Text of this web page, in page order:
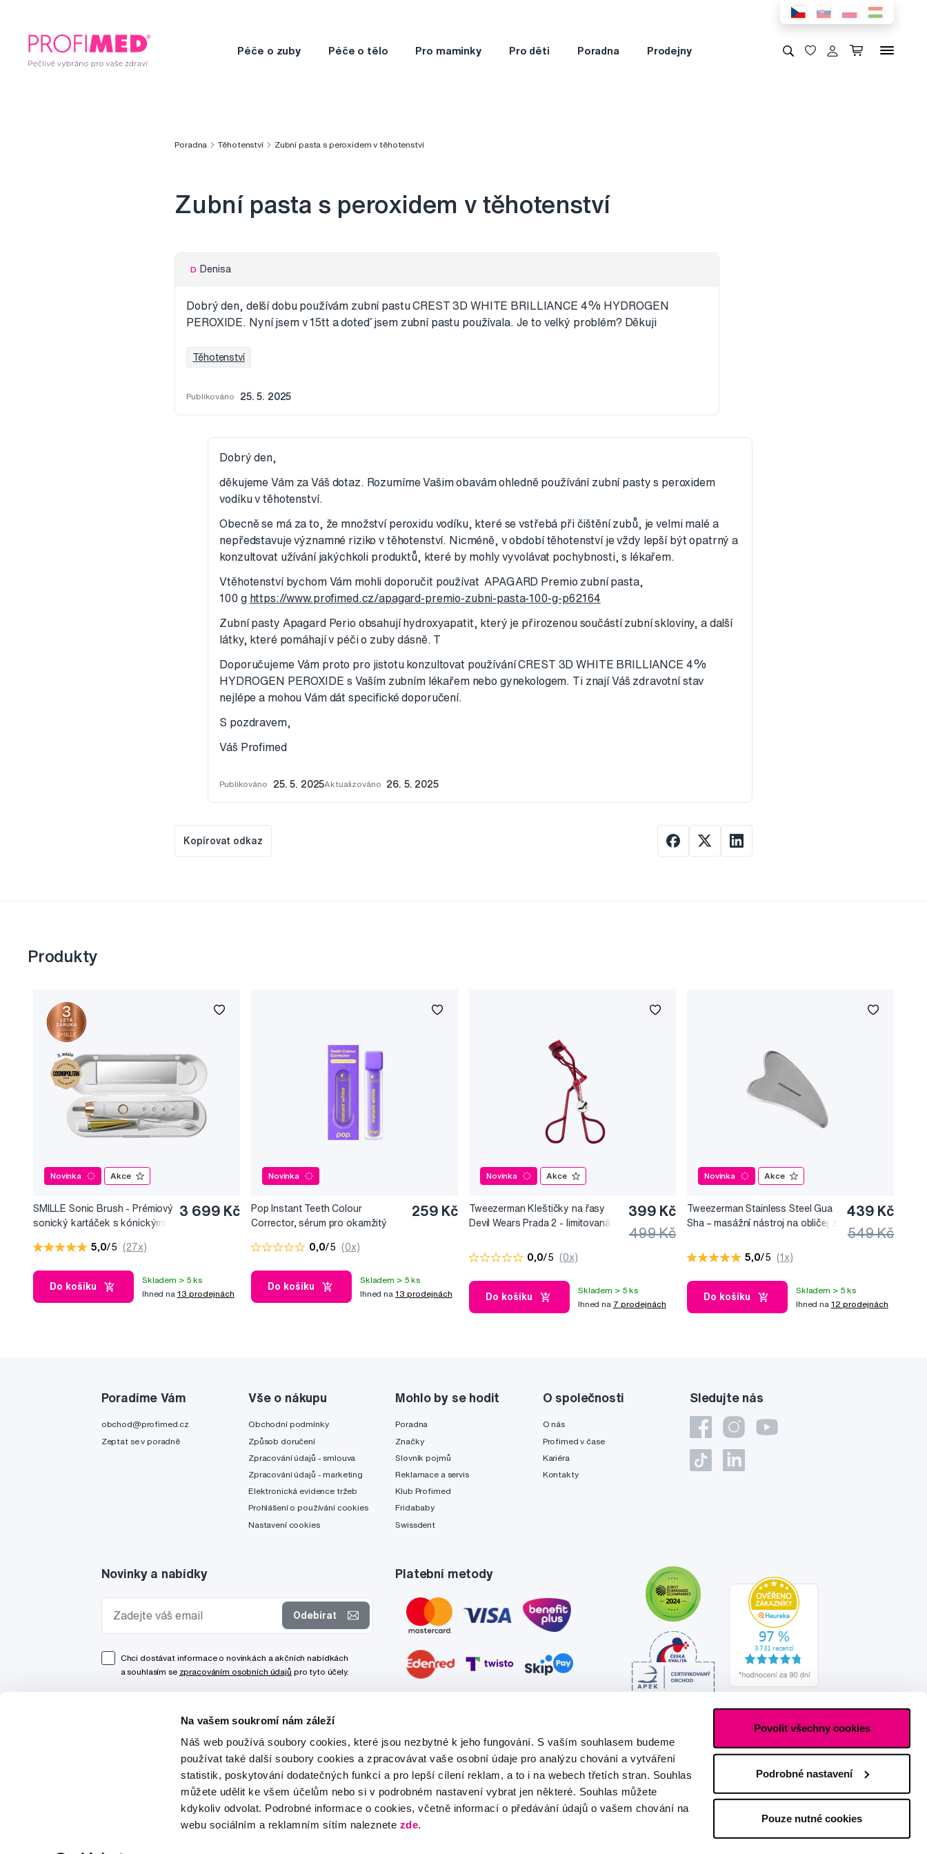
Na vašem soukromí nám záleží
Náš web používá soubory cookies, které jsou nezbytné k jeho fungování. S vaším souhlasem budeme
používat také další soubory cookies a zpracovávat vaše osobní údaje pro analýzu chování a vytváření
statistik, poskytování dodatečných funkcí a pro lepší cílení reklam, a to i na webech třetích stran. Souhlas
můžete udělit ke všem účelům nebo si v podrobném nastavení vybrat jen některé. Souhlas můžete
kdykoliv odvolat. Podrobné informace o cookies, včetně informací o předávání údajů o vašem chování na
webu sociálním a reklamním sítím naleznete zde.
Povolit všechny cookies
Podrobné nastavení
Pouze nutné cookies
Péče o zuby Péče o tělo Pro maminky Pro děti Poradna Prodejny
Poradna Těhotenství Zubní pasta s peroxidem v těhotenství
Zubní pasta s peroxidem v těhotenství
D Denisa
Dobrý den, delší dobu používám zubní pastu CREST 3D WHITE BRILLIANCE 4% HYDROGEN
PEROXIDE. Nyní jsem v 15tt a doteď jsem zubní pastu používala. Je to velký problém? Děkuji
Těhotenství
Publikováno 25. 5. 2025
Dobrý den,
děkujeme Vám za Váš dotaz. Rozumíme Vašim obavám ohledně používání zubní pasty s peroxidem
vodíku v těhotenství.
Obecně se má za to, že množství peroxidu vodíku, které se vstřebá při čištění zubů, je velmi malé a
nepředstavuje významné riziko v těhotenství. Nicméně, v období těhotenství je vždy lepší být opatrný a
konzultovat užívání jakýchkoli produktů, které by mohly vyvolávat pochybnosti, s lékařem.
Vtěhotenství bychom Vám mohli doporučit používat APAGARD Premio zubní pasta,
100 g https://www.profimed.cz/apagard-premio-zubni-pasta-100-g-p62164
Zubní pasty Apagard Perio obsahují hydroxyapatit, který je přirozenou součástí zubní skloviny, a další
látky, které pomáhají v péči o zuby dásně. T
Doporučujeme Vám proto pro jistotu konzultovat používání CREST 3D WHITE BRILLIANCE 4%
HYDROGEN PEROXIDE s Vaším zubním lékařem nebo gynekologem. Ti znají Váš zdravotní stav
nejlépe a mohou Vám dát specifické doporučení.
S pozdravem,
Váš Profimed
Publikováno 25. 5. 2025Aktualizováno 26. 5. 2025
Kopírovat odkaz
Produkty
Novinka Akce
SMILLE Sonic Brush - Prémiový
sonický kartáček s kónickými
3 699 Kč
5,0/5 (27x)
Do košíku
Skladem > 5 ks
Ihned na 13 prodejnách
Novinka
Pop Instant Teeth Colour
Corrector, sérum pro okamžitý
259 Kč
0,0/5 (0x)
Do košíku
Skladem > 5 ks
Ihned na 13 prodejnách
Novinka Akce
Tweezerman Kleštičky na řasy
Devil Wears Prada 2 - limitovaná
399 Kč
499 Kč
0,0/5 (0x)
Do košíku
Skladem > 5 ks
Ihned na 7 prodejnách
Novinka Akce
Tweezerman Stainless Steel Gua
Sha –⁠⁠⁠⁠⁠⁠ masážní nástroj na obličej z
439 Kč
549 Kč
5,0/5 (1x)
Do košíku
Skladem > 5 ks
Ihned na 12 prodejnách
Sledujte nás
Poradíme Vám
obchod@profimed.cz
Zeptat se v poradně
Vše o nákupu
Obchodní podmínky
Způsob doručení
Zpracování údajů - smlouva
Zpracování údajů - marketing
Elektronická evidence tržeb
Prohlášení o používání cookies
Nastavení cookies
Mohlo by se hodit
Poradna
Značky
Slovník pojmů
Reklamace a servis
Klub Profimed
Fridababy
Swissdent
O společnosti
O nás
Profimed v čase
Kariéra
Kontakty
Novinky a nabídky
Odebírat
Chci dostávat informace o novinkách a akčních nabídkách
a souhlasím se zpracováním osobních údajů pro tyto účely.
Platební metody
Tato stránka je chráněna službou reCAPTCHA a platí zde